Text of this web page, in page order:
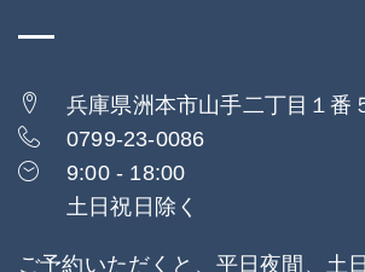
兵庫県洲本市山手二丁目１番
0799-23-0086
9:00 - 18:00
土日祝日除く
ご予約いただくと、平日夜間、土